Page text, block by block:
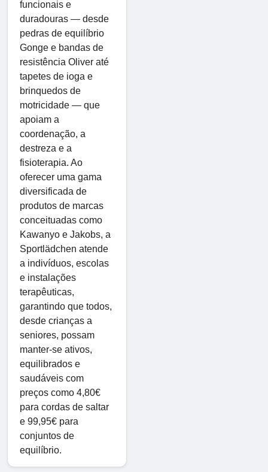
funcionais e
duradouras — desde
pedras de equilíbrio
Gonge e bandas de
resistência Oliver até
tapetes de ioga e
brinquedos de
motricidade — que
apoiam a
coordenação, a
destreza e a
fisioterapia. Ao
oferecer uma gama
diversificada de
produtos de marcas
conceituadas como
Kawanyo e Jakobs, a
Sportlädchen atende
a indivíduos, escolas
e instalações
terapêuticas,
garantindo que todos,
desde crianças a
seniores, possam
manter-se ativos,
equilibrados e
saudáveis com
preços como 4,80€
para cordas de saltar
e 99,95€ para
conjuntos de
equilíbrio.